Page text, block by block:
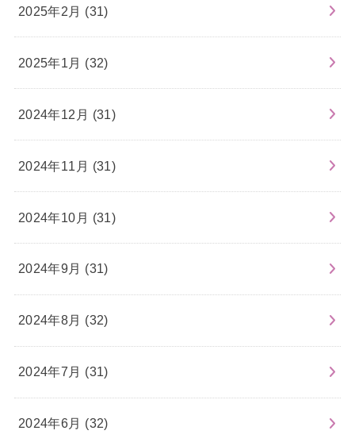
2025年2月 (31)
2025年1月 (32)
2024年12月 (31)
2024年11月 (31)
2024年10月 (31)
2024年9月 (31)
2024年8月 (32)
2024年7月 (31)
2024年6月 (32)